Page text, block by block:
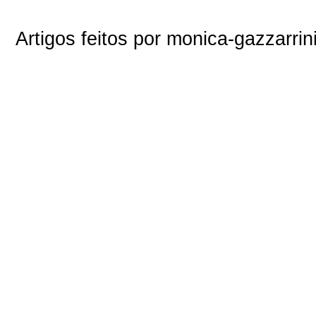
Artigos feitos por monica-